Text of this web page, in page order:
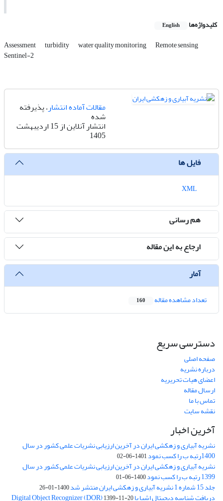
کلیدواژه‌ها English
Assessment turbidity water quality monitoring Remote sensing
Sentinel-2
مقالات آماده انتشار، پذیرفته
شده
انتشار آنلاین از 15 اردیبهشت
1405
فایل ها
هم رسانی
ارجاع به این مقاله
آمار
تعداد مشاهده مقاله 160
دسترسی سریع
صفحه اصلی
درباره نشریه
اعضای هیات تحریریه
ارسال مقاله
تماس با ما
نقشه سایت
آخرین اخبار
نشریه آبیاری و زهکشی ایران در آخرین ارزیابی نشریات علمی کشور در سال
1400رتبه ب را کسب نمود 1401-06-02
نشریه آبیاری و زهکشی ایران در آخرین ارزیابی نشریات علمی کشور در سال
1399 رتبه ب را کسب نمود 1400-06-01
جلد 15 شماره 1 نشریه آبیاری و زهکشی ایران منتشر شد 1400-01-26
دریافت شناسه دیجیتال اشیا یا Digital Object Recognizer (DOR)1399-11-20